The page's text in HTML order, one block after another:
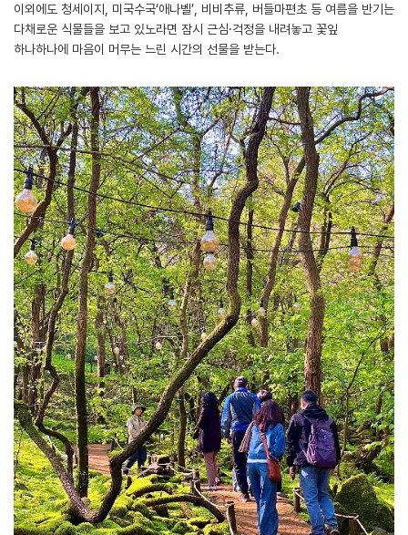
이외에도 청세이지, 미국수국‘애나벨’, 비비추류, 버들마편초 등 여름을 반기는
다채로운 식물들을 보고 있노라면 잠시 근심·걱정을 내려놓고 꽃잎
하나하나에 마음이 머무는 느린 시간의 선물을 받는다.